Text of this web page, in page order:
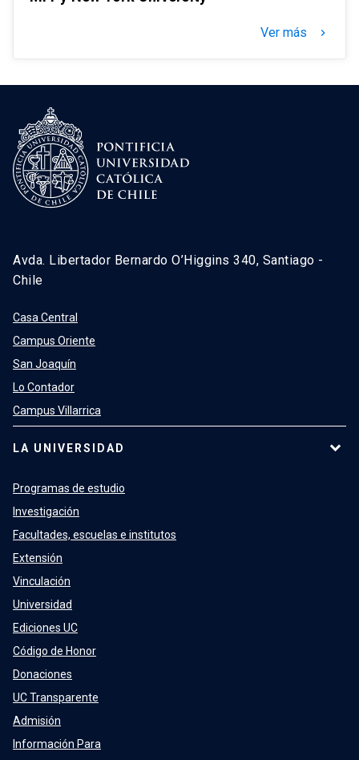
Ver más keyboard_arrow_right
Avda. Libertador Bernardo O’Higgins 340, Santiago -
Chile
Casa Central
Campus Oriente
San Joaquín
Lo Contador
Campus Villarrica
LA UNIVERSIDAD
Programas de estudio
Investigación
Facultades, escuelas e institutos
Extensión
Vinculación
Universidad
Ediciones UC
Código de Honor
Donaciones
UC Transparente
Admisión
Información Para